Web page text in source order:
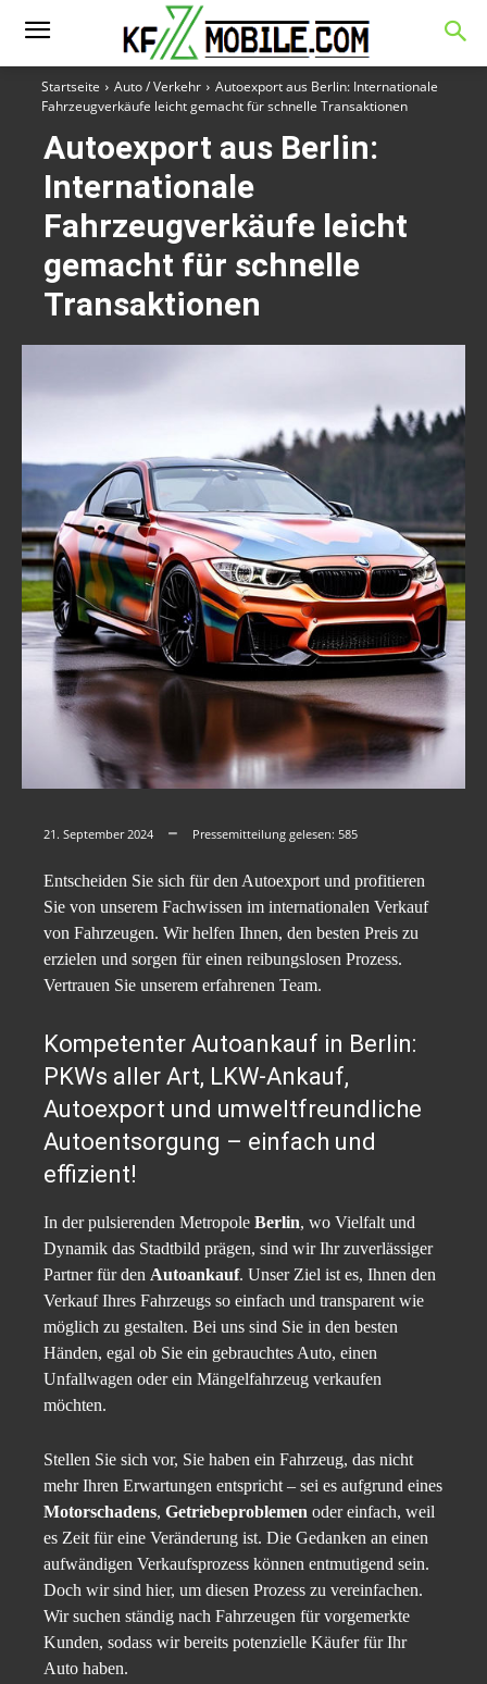
Startseite Auto / Verkehr
Autoexport aus Berlin: Internationale
Fahrzeugverkäufe leicht gemacht für schnelle Transaktionen
Autoexport aus Berlin:
Internationale
Fahrzeugverkäufe leicht
gemacht für schnelle
Transaktionen
21. September 2024 Pressemitteilung gelesen: 585
Entscheiden Sie sich für den Autoexport und profitieren
Sie von unserem Fachwissen im internationalen Verkauf
von Fahrzeugen. Wir helfen Ihnen, den besten Preis zu
erzielen und sorgen für einen reibungslosen Prozess.
Vertrauen Sie unserem erfahrenen Team.
Kompetenter Autoankauf in Berlin:
PKWs aller Art, LKW-Ankauf,
Autoexport und umweltfreundliche
Autoentsorgung – einfach und
effizient!
In der pulsierenden Metropole Berlin, wo Vielfalt und
Dynamik das Stadtbild prägen, sind wir Ihr zuverlässiger
Partner für den Autoankauf. Unser Ziel ist es, Ihnen den
Verkauf Ihres Fahrzeugs so einfach und transparent wie
möglich zu gestalten. Bei uns sind Sie in den besten
Händen, egal ob Sie ein gebrauchtes Auto, einen
Unfallwagen oder ein Mängelfahrzeug verkaufen
möchten.
Stellen Sie sich vor, Sie haben ein Fahrzeug, das nicht
mehr Ihren Erwartungen entspricht – sei es aufgrund eines
Motorschadens, Getriebeproblemen oder einfach, weil
es Zeit für eine Veränderung ist. Die Gedanken an einen
aufwändigen Verkaufsprozess können entmutigend sein.
Doch wir sind hier, um diesen Prozess zu vereinfachen.
Wir suchen ständig nach Fahrzeugen für vorgemerkte
Kunden, sodass wir bereits potenzielle Käufer für Ihr
Auto haben.